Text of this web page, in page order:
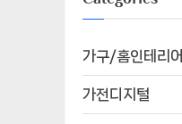
가구/홈인테리어
가전디지털